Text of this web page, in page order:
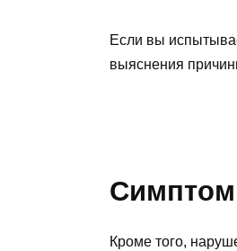
Если вы
выяснения
Кроме того,